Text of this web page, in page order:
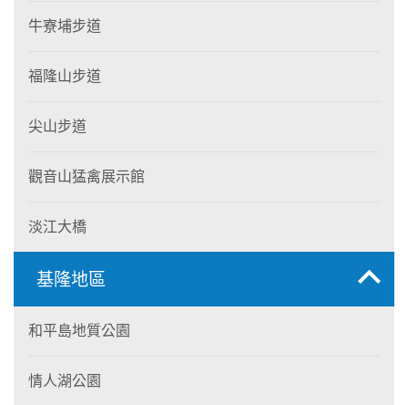
牛寮埔步道
福隆山步道
尖山步道
觀音山猛禽展示館
淡江大橋
基隆地區
和平島地質公園
情人湖公園